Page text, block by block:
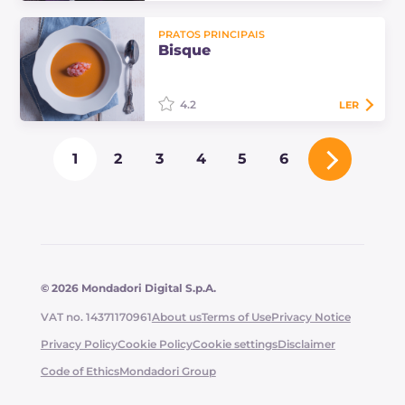
coração derretido é um prato
perfeito para um almoço de
PRATOS PRINCIPAIS
Bisque
A bisque, que não deve ser
confundida com o fumet de
crustáceos, é uma receita francesa.
4.2 LER
1 2 3 4 5 6
© 2026 Mondadori Digital S.p.A.
VAT no. 14371170961About usTerms of UsePrivacy Notice
Privacy PolicyCookie PolicyCookie settingsDisclaimer
Code of EthicsMondadori Group